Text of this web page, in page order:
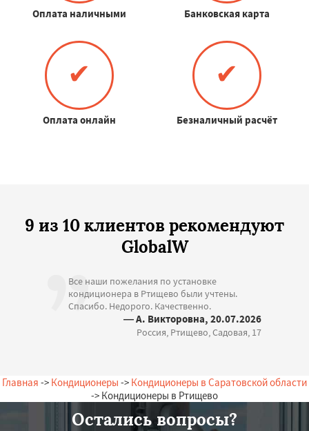
Оплата наличными Банковская карта
✔
Оплата онлайн
✔
Безналичный расчёт
9 из 10 клиентов рекомендуют
GlobalW
Все наши пожелания по установке
кондиционера в Ртищево были учтены.
Спасибо. Недорого. Качественно.
— А. Викторовна, 20.07.2026
Россия, Ртищево, Садовая, 17
Главная -> Кондиционеры -> Кондиционеры в Саратовской области
-> Кондиционеры в Ртищево
Остались вопросы?